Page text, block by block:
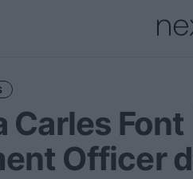
Carles
Officer